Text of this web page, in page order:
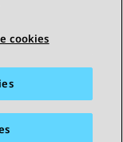
Privacidad
cookies